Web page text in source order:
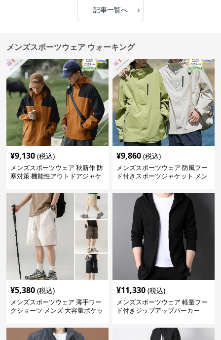
記事一覧へ ›
メンズスポーツウェア ウォーキング
¥9,130 (税込)
メンズスポーツウェア 秋新作 防
寒対策 機能性アウトドアジャケ
¥9,860 (税込)
メンズスポーツウェア 防風フー
ド付きスポーツジャケット メン
¥5,380 (税込)
メンズスポーツウェア 薄手ワー
クショーツ メンズ 大容量ポケッ
¥11,330 (税込)
メンズスポーツウェア 軽量フー
ド付きジップアップパーカー